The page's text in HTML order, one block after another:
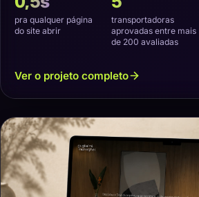
pra qualquer página
do site abrir
transportadoras
aprovadas entre mais
de 200 avaliadas
Ver o projeto completo